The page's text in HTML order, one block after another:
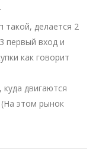
такой, делается 2
первый вход и
как говорит
двигаются
этом рынок